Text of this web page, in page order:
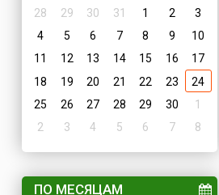
28
29 30 31 1 2
3
4
5 6 7 8 9
10
11
12 13 14 15 16
17
18
19 20 21 22 23
24
25
26 27 28 29 30
1
2
3 4 5 6 7 8
ПО МЕСЯЦАМ